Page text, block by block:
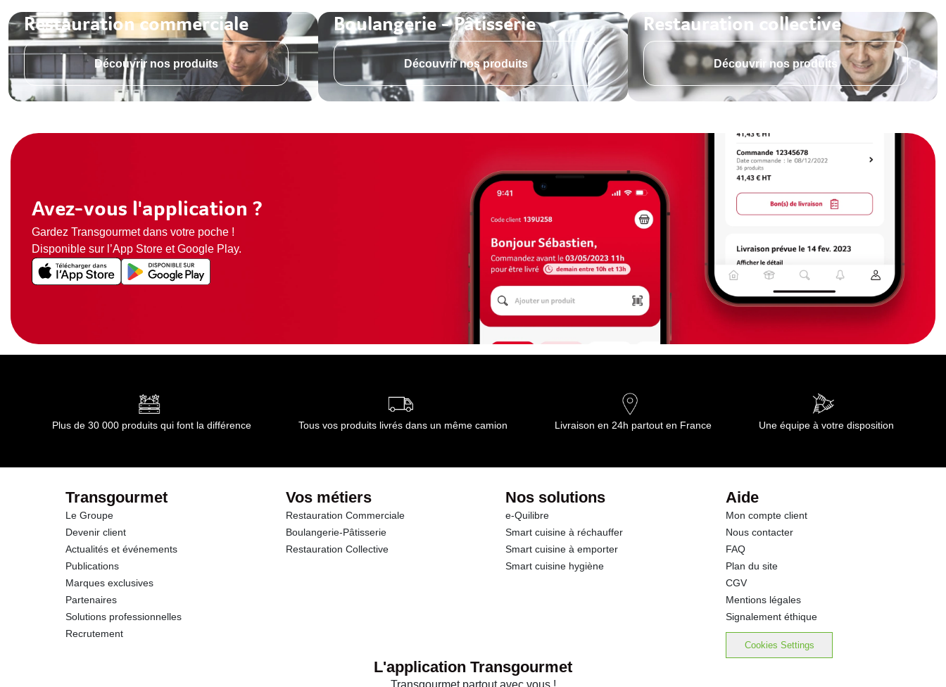
Restauration commerciale
Découvrir nos produits
Boulangerie - Pâtisserie
Découvrir nos produits
Restauration collective
Découvrir nos produits
Avez-vous l'application ?
Gardez Transgourmet dans votre poche !
Disponible sur l’App Store et Google Play.
Plus de 30 000 produits qui font la différence Tous vos produits livrés dans un même camion Livraison en 24h partout en France Une équipe à votre disposition
Transgourmet
Le Groupe
Devenir client
Actualités et événements
Publications
Marques exclusives
Partenaires
Solutions professionnelles
Recrutement
Vos métiers
Restauration Commerciale
Boulangerie-Pâtisserie
Restauration Collective
Nos solutions
e-Quilibre
Smart cuisine à réchauffer
Smart cuisine à emporter
Smart cuisine hygiène
Aide
Mon compte client
Nous contacter
FAQ
Plan du site
CGV
Mentions légales
Signalement éthique
Cookies Settings
L'application Transgourmet